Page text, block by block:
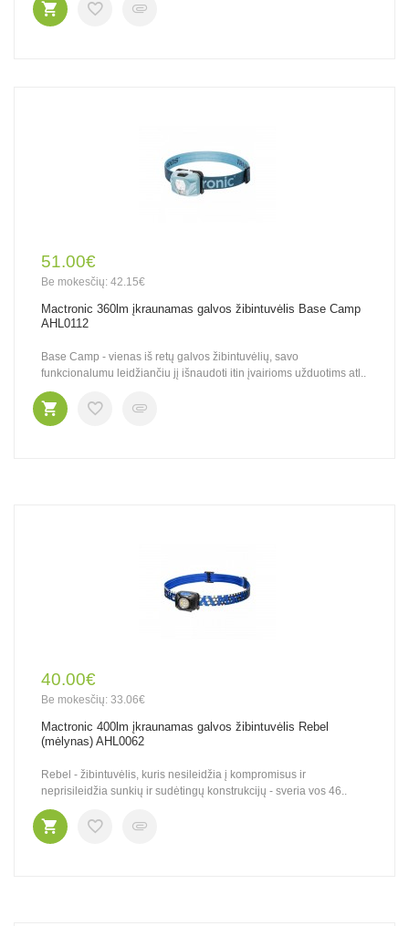
51.00€
Be mokesčių: 42.15€
Mactronic 360lm įkraunamas galvos žibintuvėlis Base Camp
AHL0112
Base Camp - vienas iš retų galvos žibintuvėlių, savo
funkcionalumu leidžiančiu jį išnaudoti itin įvairioms užduotims atl..
40.00€
Be mokesčių: 33.06€
Mactronic 400lm įkraunamas galvos žibintuvėlis Rebel
(mėlynas) AHL0062
Rebel - žibintuvėlis, kuris nesileidžia į kompromisus ir
neprisileidžia sunkių ir sudėtingų konstrukcijų - sveria vos 46..